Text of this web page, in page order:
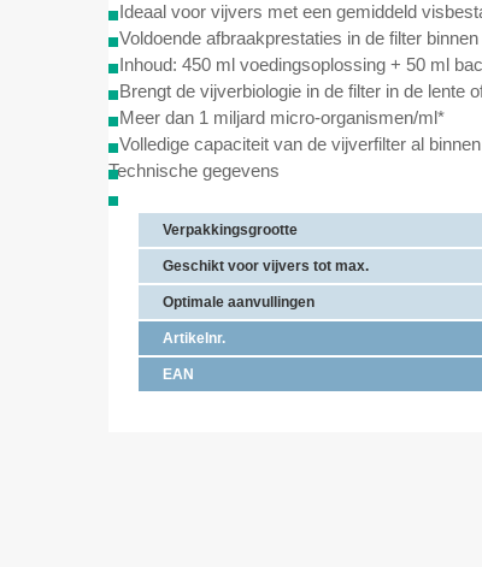
- Ideaal voor vijvers met een gemiddeld
- Voldoende afbraakprestaties in de filter
- Inhoud: 450 ml voedingsoplossing + 50 ml
- Brengt de vijverbiologie in de filter in de lente
- Meer dan 1 miljard micro-organismen/ml*
- Volledige capaciteit van de vijverfilter al
Technische gegevens
Verpakkingsgrootte
Geschikt voor vijvers tot max.
Optimale aanvullingen
Artikelnr.
EAN